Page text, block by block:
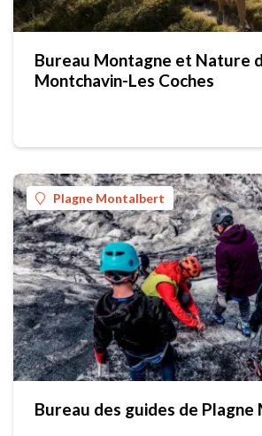
Bureau Montagne et Nature
Montchavin-Les Coches
Plagne Montalbert
Bureau des guides de